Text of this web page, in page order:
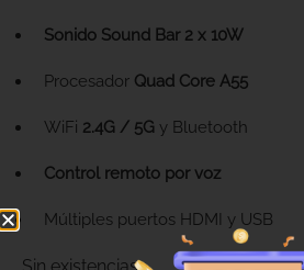
Sonido Sound Bar 2 x 10W
Procesador Quad Core A55
WiFi 2.4G / 5G y Bluetooth
Control remoto por voz
Múltiples puertos HDMI y USB
Sin existencias